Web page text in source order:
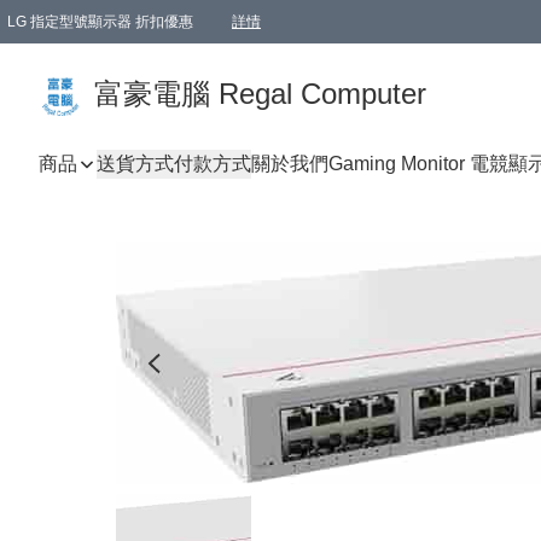
LG 指定型號顯示器 折扣優惠 詳情
富豪電腦 Regal Computer
商品 送貨方式付款方式關於我們Gaming Monitor 電競顯